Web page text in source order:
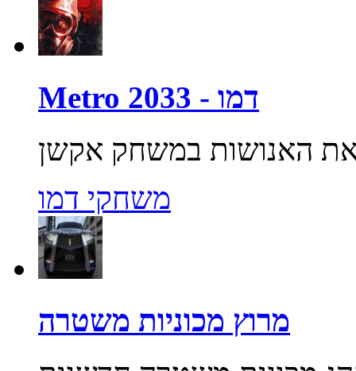
Metro 2033 - דמו
משחקי דמו
מרוץ מכוניות משטרה